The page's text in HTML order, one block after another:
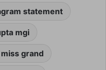
statement
mgi
grand